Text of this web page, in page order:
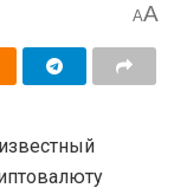
AA